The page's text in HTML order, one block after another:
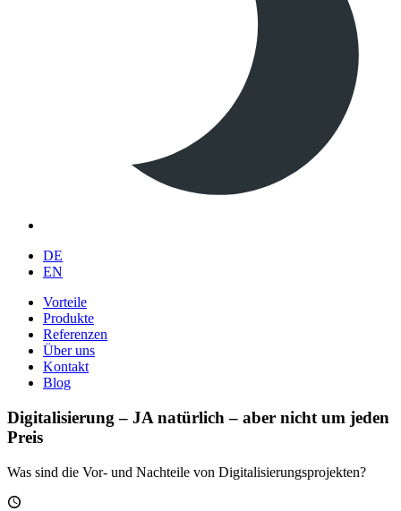
DE
EN
Vorteile
Produkte
Referenzen
Über uns
Kontakt
Blog
Digitalisierung – JA natürlich – aber nicht um jeden
Preis
Was sind die Vor- und Nachteile von Digitalisierungsprojekten?